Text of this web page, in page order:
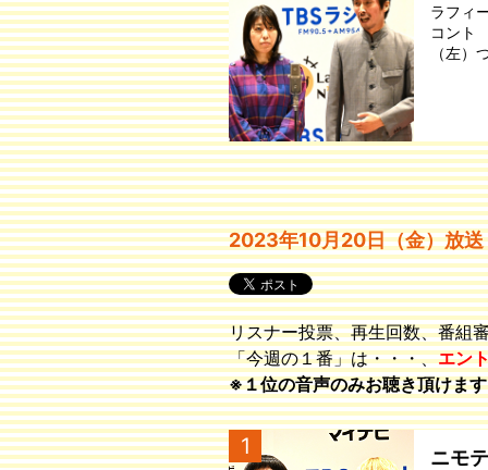
ラフィ
コント
（左
2023年10月20日（金）放送
リスナー投票、再生回数、番組
「今週の１番」は・・・、エン
※１位の音声のみお聴き頂けます
1 ニモ